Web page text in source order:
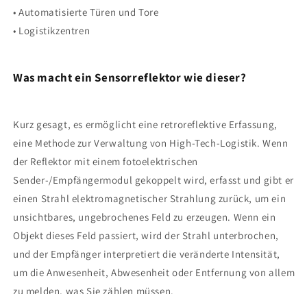
• Automatisierte Türen und Tore
• Logistikzentren
Was macht ein Sensorreflektor wie dieser?
Kurz gesagt, es ermöglicht eine retroreflektive Erfassung,
eine Methode zur Verwaltung von High-Tech-Logistik. Wenn
der Reflektor mit einem fotoelektrischen
Sender-/Empfängermodul gekoppelt wird, erfasst und gibt er
einen Strahl elektromagnetischer Strahlung zurück, um ein
unsichtbares, ungebrochenes Feld zu erzeugen. Wenn ein
Objekt dieses Feld passiert, wird der Strahl unterbrochen,
und der Empfänger interpretiert die veränderte Intensität,
um die Anwesenheit, Abwesenheit oder Entfernung von allem
zu melden, was Sie zählen müssen.